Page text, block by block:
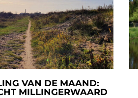
VAN DE MAAND:
MILLINGERWAARD